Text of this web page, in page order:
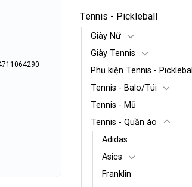
Tennis - Pickleball
Giày Nữ
Giày Tennis
Phụ kiện Tennis - Pickleball
Tennis - Balo/Túi
Tennis - Mũ
Tennis - Quần áo
Adidas
Asics
Franklin